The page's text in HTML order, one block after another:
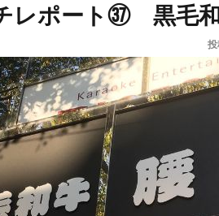
レポート㊲ 黒毛
投